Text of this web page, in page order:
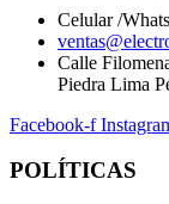
Celular /
Calle
Piedra Lima
Facebook-f
POLÍTICAS